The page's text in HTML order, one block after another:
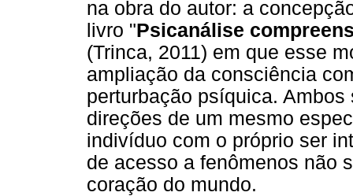
na obra do autor: a
livro "Psicanálise
(Trinca, 2011) em que esse
ampliação da consciência
perturbação psíquica.
direções de um mesmo
indivíduo com o próprio ser
de acesso a fenômenos não
coração do mundo.